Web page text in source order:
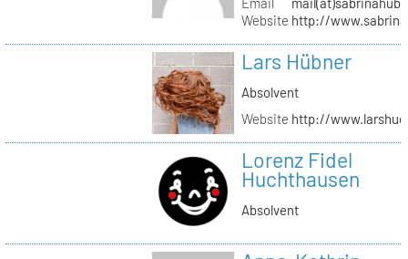
Website http://
Lars Hübner
Absolvent
Website http://
Lorenz Fidel
Huchthausen
Absolvent